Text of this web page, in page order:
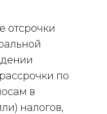
отсрочки
по
в
налогов,